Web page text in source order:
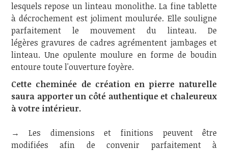
lesquels repose un linteau monolithe. La fine tablette
à décrochement est joliment moulurée. Elle souligne
parfaitement le mouvement du linteau. De
légères gravures de cadres agrémentent jambages et
linteau. Une opulente moulure en forme de boudin
entoure toute l'ouverture foyère.
Cette cheminée de création en pierre naturelle
saura apporter un côté authentique et chaleureux
à votre intérieur.
→ Les dimensions et finitions peuvent être
modifiées afin de convenir parfaitement à